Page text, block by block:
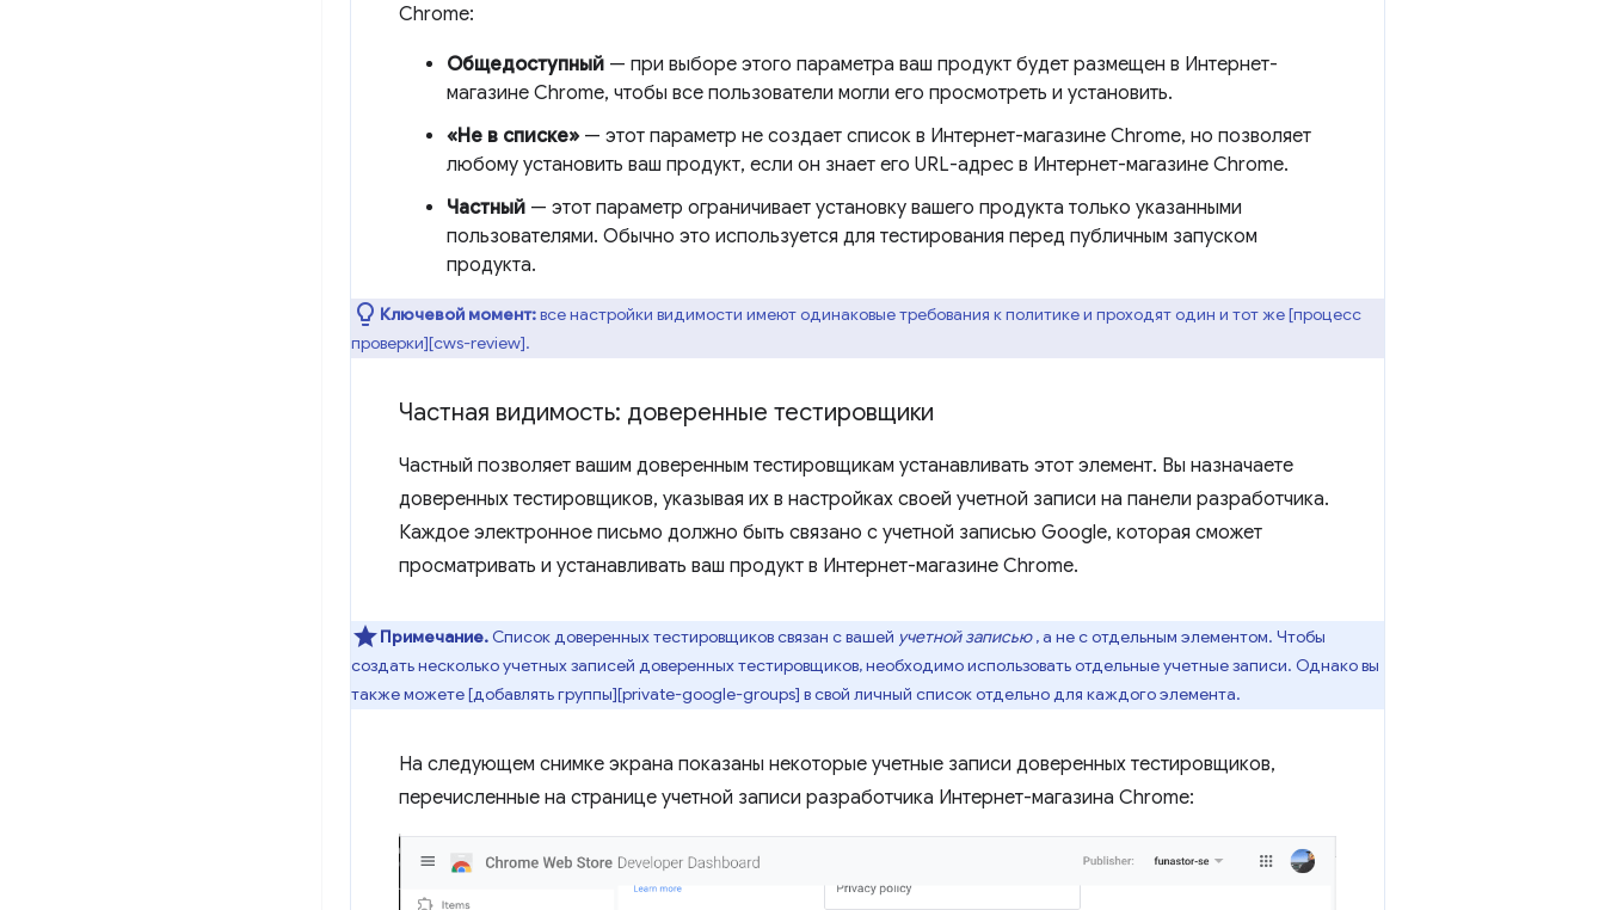
Chrome:
Общедоступный — при выборе этого параметра ваш продукт будет размещен в Интернет-
магазине Chrome, чтобы все пользователи могли его просмотреть и установить.
«Не в списке» — этот параметр не создает список в Интернет-магазине Chrome, но позволяет
любому установить ваш продукт, если он знает его URL-адрес в Интернет-магазине Chrome.
Частный — этот параметр ограничивает установку вашего продукта только указанными
пользователями. Обычно это используется для тестирования перед публичным запуском
продукта.
Ключевой момент:все настройки видимости имеют одинаковые требования к политике и проходят один и тот же [процесс
проверки][cws-review].
Частная видимость: доверенные тестировщики
Частный позволяет вашим доверенным тестировщикам устанавливать этот элемент. Вы назначаете
доверенных тестировщиков, указывая их в настройках своей учетной записи на панели разработчика.
Каждое электронное письмо должно быть связано с учетной записью Google, которая сможет
просматривать и устанавливать ваш продукт в Интернет-магазине Chrome.
Примечание. Список доверенных тестировщиков связан с вашей учетной записью, а не с отдельным элементом. Чтобы
создать несколько учетных записей доверенных тестировщиков, необходимо использовать отдельные учетные записи. Однако вы
также можете [добавлять группы][private-google-groups] в свой личный список отдельно для каждого элемента.
На следующем снимке экрана показаны некоторые учетные записи доверенных тестировщиков,
перечисленные на странице учетной записи разработчика Интернет-магазина Chrome: